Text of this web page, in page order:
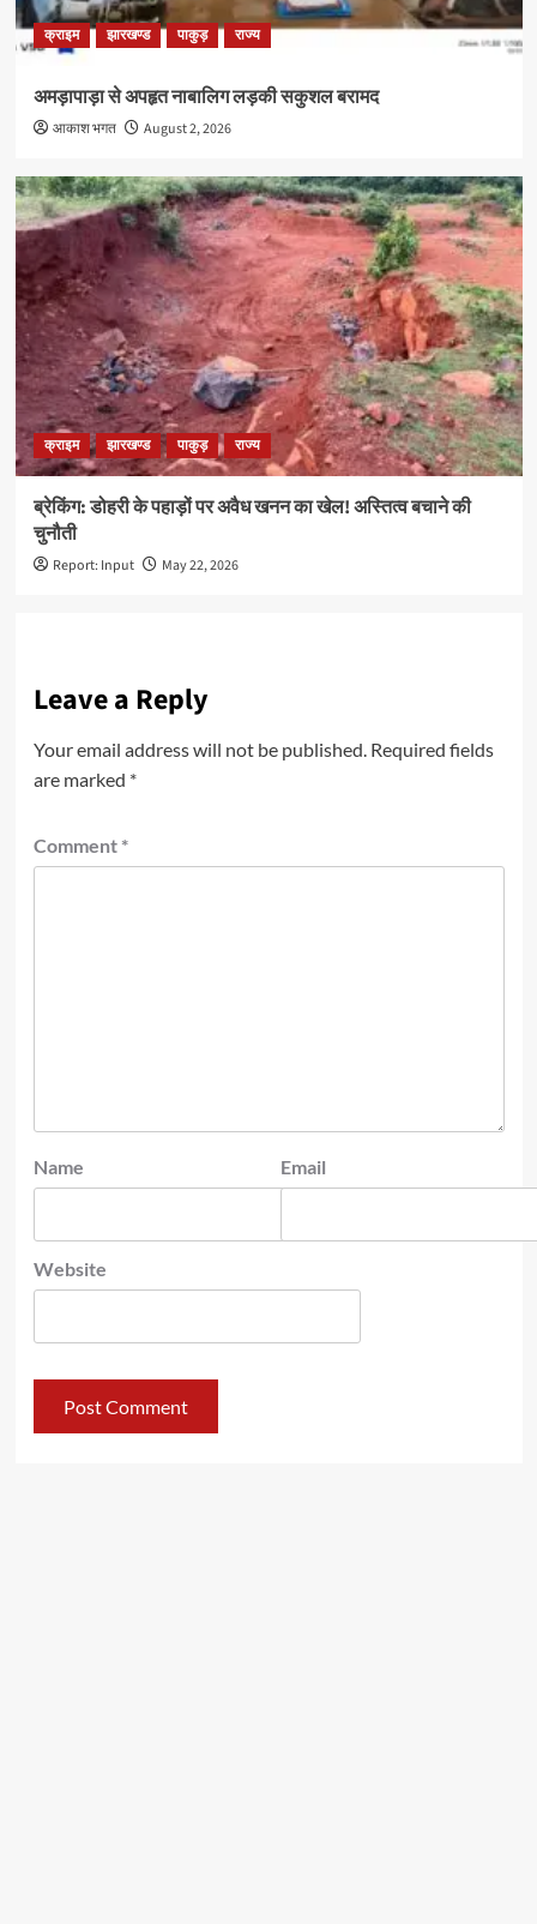
क्राइम झारखण्ड पाकुड़ राज्य
अमड़ापाड़ा से अपहृत नाबालिग लड़की सकुशल बरामद
आकाश भगत August 2, 2026
क्राइम झारखण्ड पाकुड़ राज्य
ब्रेकिंग: डोहरी के पहाड़ों पर अवैध खनन का खेल! अस्तित्व बचाने की
चुनौती
Report: Input May 22, 2026
Leave a Reply
Your email address will not be published. Required fields
are marked *
Comment *
Name Email
Website